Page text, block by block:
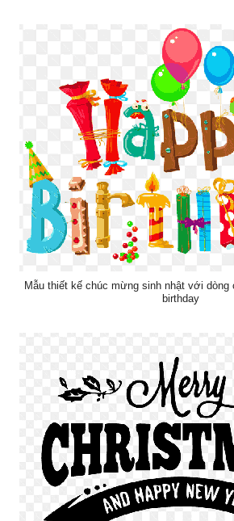
Mẫu thiết kế chúc mừng sinh nhật với
birthday